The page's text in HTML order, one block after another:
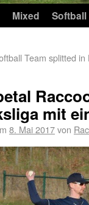
Mixed Softball
Team splitted in
mit
8. Mai 2017von